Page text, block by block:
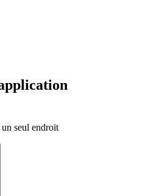
seul endroit